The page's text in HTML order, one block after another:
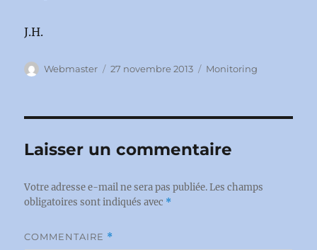
J.H.
Auteur
Webmaster
Publié
27 novembre 2013 Catégories
Monitoring
Laisser un commentaire
Votre adresse e-mail ne sera pas publiée. Les champs
obligatoires sont indiqués avec *
COMMENTAIRE *